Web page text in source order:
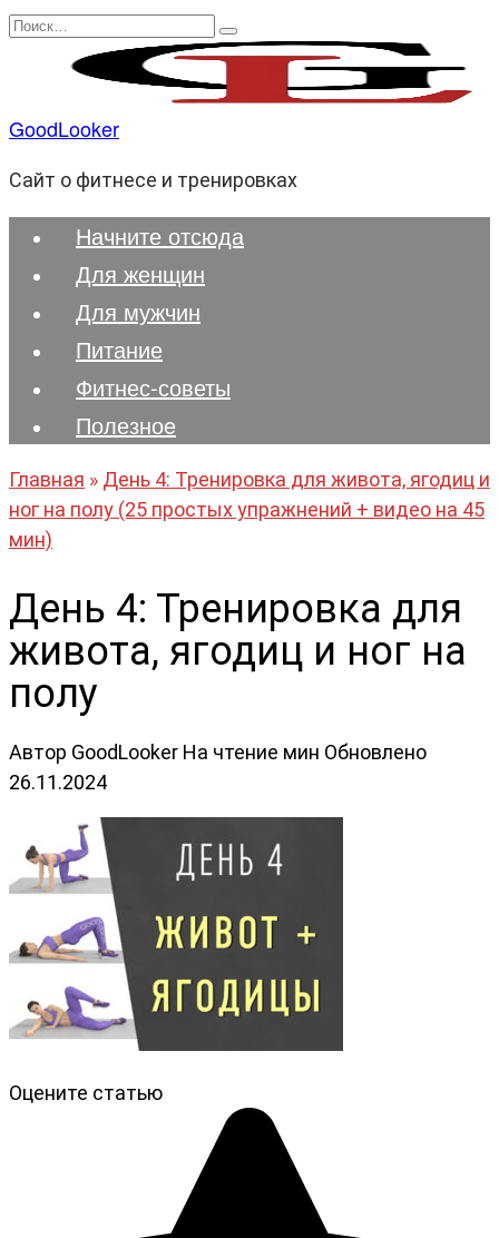
Перейти
содержанию
Search
GoodLooker
Сайт о фитнесе и тренировках
Начните отсюда
Для женщин
Для мужчин
Питание
Фитнес-советы
Полезноe
Главная » День 4: Тренировка для живота, ягодиц и
ног на полу (25 простых упражнений + видео на 45
мин)
День 4: Тренировка для
живота, ягодиц и ног на
полу
Автор GoodLooker На чтение мин Обновлено
26.11.2024
Оцените статью